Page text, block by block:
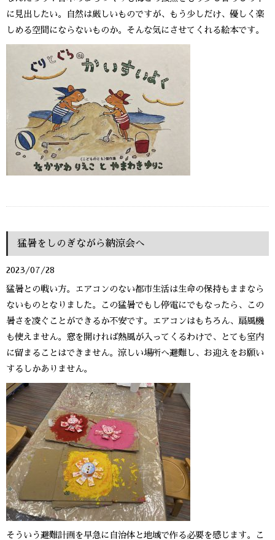
に見出したい。自然は厳しいものですが、もう少しだけ、優しく楽
しめる空間にならないものか。そんな気にさせてくれる絵本です。
猛暑をしのぎながら納涼会へ
2023/07/28
猛暑との戦い方。エアコンのない都市生活は生命の保持もままなら
ないものとなりました。この猛暑でもし停電にでもなったら、この
暑さを凌ぐことができるか不安です。エアコンはもちろん、扇風機
も使えません。窓を開ければ熱風が入ってくるわけで、とても室内
に留まることはできません。涼しい場所へ避難し、お迎えをお願い
するしかありません。
そういう避難計画を早急に自治体と地域で作る必要を感じます。こ